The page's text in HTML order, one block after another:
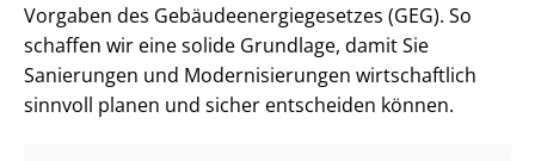
Vorgaben des Ge­bäu­de­en­er­gie­ge­set­zes (GEG). So
schaffen wir eine solide Grundlage, damit Sie
Sanierungen und Mo­der­ni­sie­run­gen wirtschaftlich
sinnvoll planen und sicher entscheiden können.